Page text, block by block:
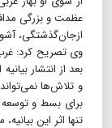
عظمت و بزرگی
ازجان‌گذشتگی،
وی تصریح کرد:
بعد از انتشار
و تلاش‌ها
برای بسط و
تنها اثر این